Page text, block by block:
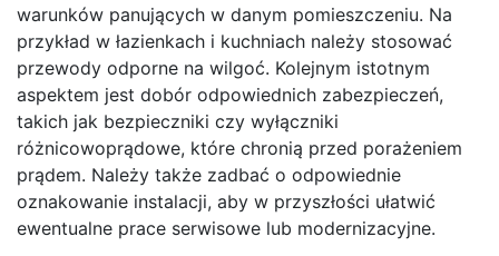
warunków panujących w danym pomieszczeniu. Na
przykład w łazienkach i kuchniach należy stosować
przewody odporne na wilgoć. Kolejnym istotnym
aspektem jest dobór odpowiednich zabezpieczeń,
takich jak bezpieczniki czy wyłączniki
różnicowoprądowe, które chronią przed porażeniem
prądem. Należy także zadbać o odpowiednie
oznakowanie instalacji, aby w przyszłości ułatwić
ewentualne prace serwisowe lub modernizacyjne.